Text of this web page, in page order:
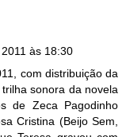
às 18:30
com distribuição da
sonora da novela
de Zeca Pagodinho
Cristina (Beijo Sem,